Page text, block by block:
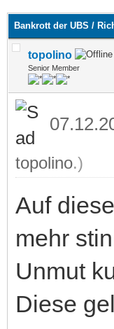
Bankrott der UBS /
topolino
Senior Member
topolino.)
Auf
mehr
Unmut
Diese